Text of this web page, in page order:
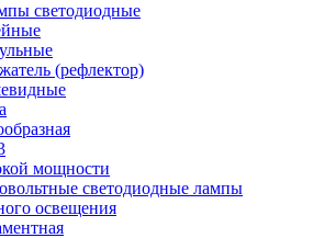
светодиодные
(рефлектор)
мощности
светодиодные лампы
освещения